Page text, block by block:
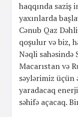
haqqında saziş
yaxınlarda
Cənub Qaz
qoşulur və biz,
Nəqli sahəsində
Macarıstan və
səylərimiz üçün
yaradacaq
səhifə açacaq.